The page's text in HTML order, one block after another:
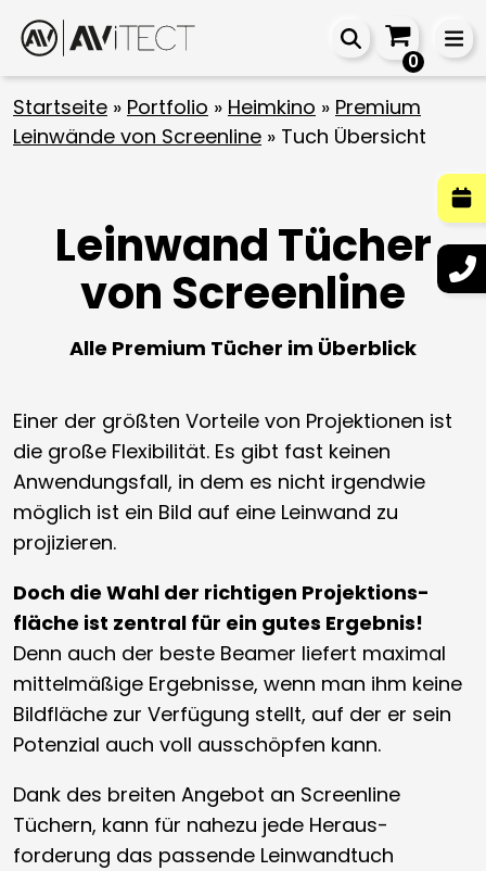
0
Startseite » Portfolio » Heimkino » Premium
Leinwände von Screenline » Tuch Übersicht
Leinwand Tücher
von Screenline
Alle Premium Tücher im Überblick
Einer der größten Vorteile von Projektionen ist
die große Flexibilität. Es gibt fast keinen
Anwendungsfall, in dem es nicht irgendwie
möglich ist ein Bild auf eine Leinwand zu
projizieren.
Doch die Wahl der richtigen Projektions­
fläche ist zentral für ein gutes Ergebnis!
Denn auch der beste Beamer liefert maximal
mittelmäßige Ergebnisse, wenn man ihm keine
Bildfläche zur Verfügung stellt, auf der er sein
Potenzial auch voll ausschöpfen kann.
Dank des breiten Angebot an Screenline
Tüchern, kann für nahezu jede Heraus­
forderung das passende Leinwandtuch